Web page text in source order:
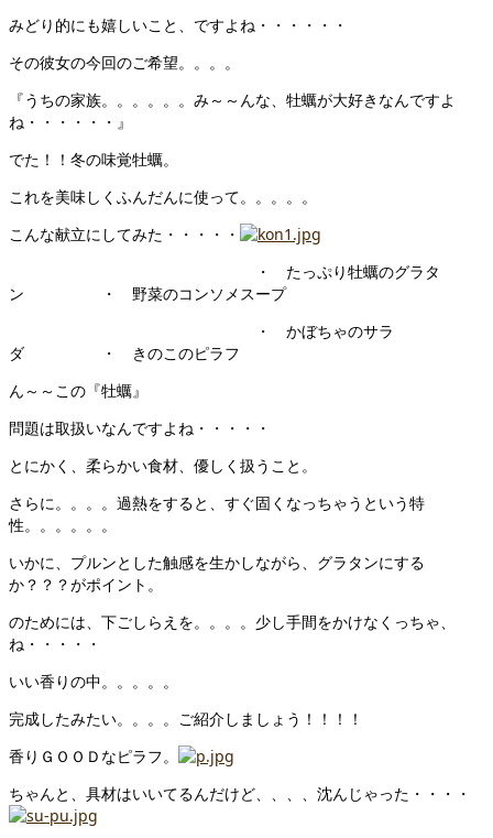
みどり的にも嬉しいこと、ですよね・・・・・・
その彼女の今回のご希望。。。。
『うちの家族。。。。。。み～～んな、牡蠣が大好きなんですよ
ね・・・・・・』
でた！！冬の味覚牡蠣。
これを美味しくふんだんに使って。。。。。
こんな献立にしてみた・・・・・
・ たっぷり牡蠣のグラタ
ン ・ 野菜のコンソメスープ
・ かぼちゃのサラ
ダ ・ きのこのピラフ
ん～～この『牡蠣』
問題は取扱いなんですよね・・・・・
とにかく、柔らかい食材、優しく扱うこと。
さらに。。。。過熱をすると、すぐ固くなっちゃうという特
性。。。。。。
いかに、プルンとした触感を生かしながら、グラタンにする
か？？？がポイント。
のためには、下ごしらえを。。。。少し手間をかけなくっちゃ、
ね・・・・・
いい香りの中。。。。。
完成したみたい。。。。ご紹介しましょう！！！！
香りＧＯＯＤなピラフ。
ちゃんと、具材はいいてるんだけど、、、、沈んじゃった・・・・